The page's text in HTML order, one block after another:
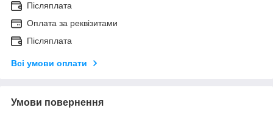
Післяплата
Оплата за реквізитами
Післяплата
Всі умови оплати
Умови повернення